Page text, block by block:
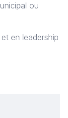
ou
en leadership